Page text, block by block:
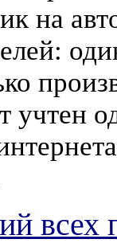
на
учтен
всех